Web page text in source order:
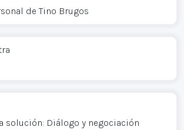
de Tino Brugos
solución: Diálogo y negociación